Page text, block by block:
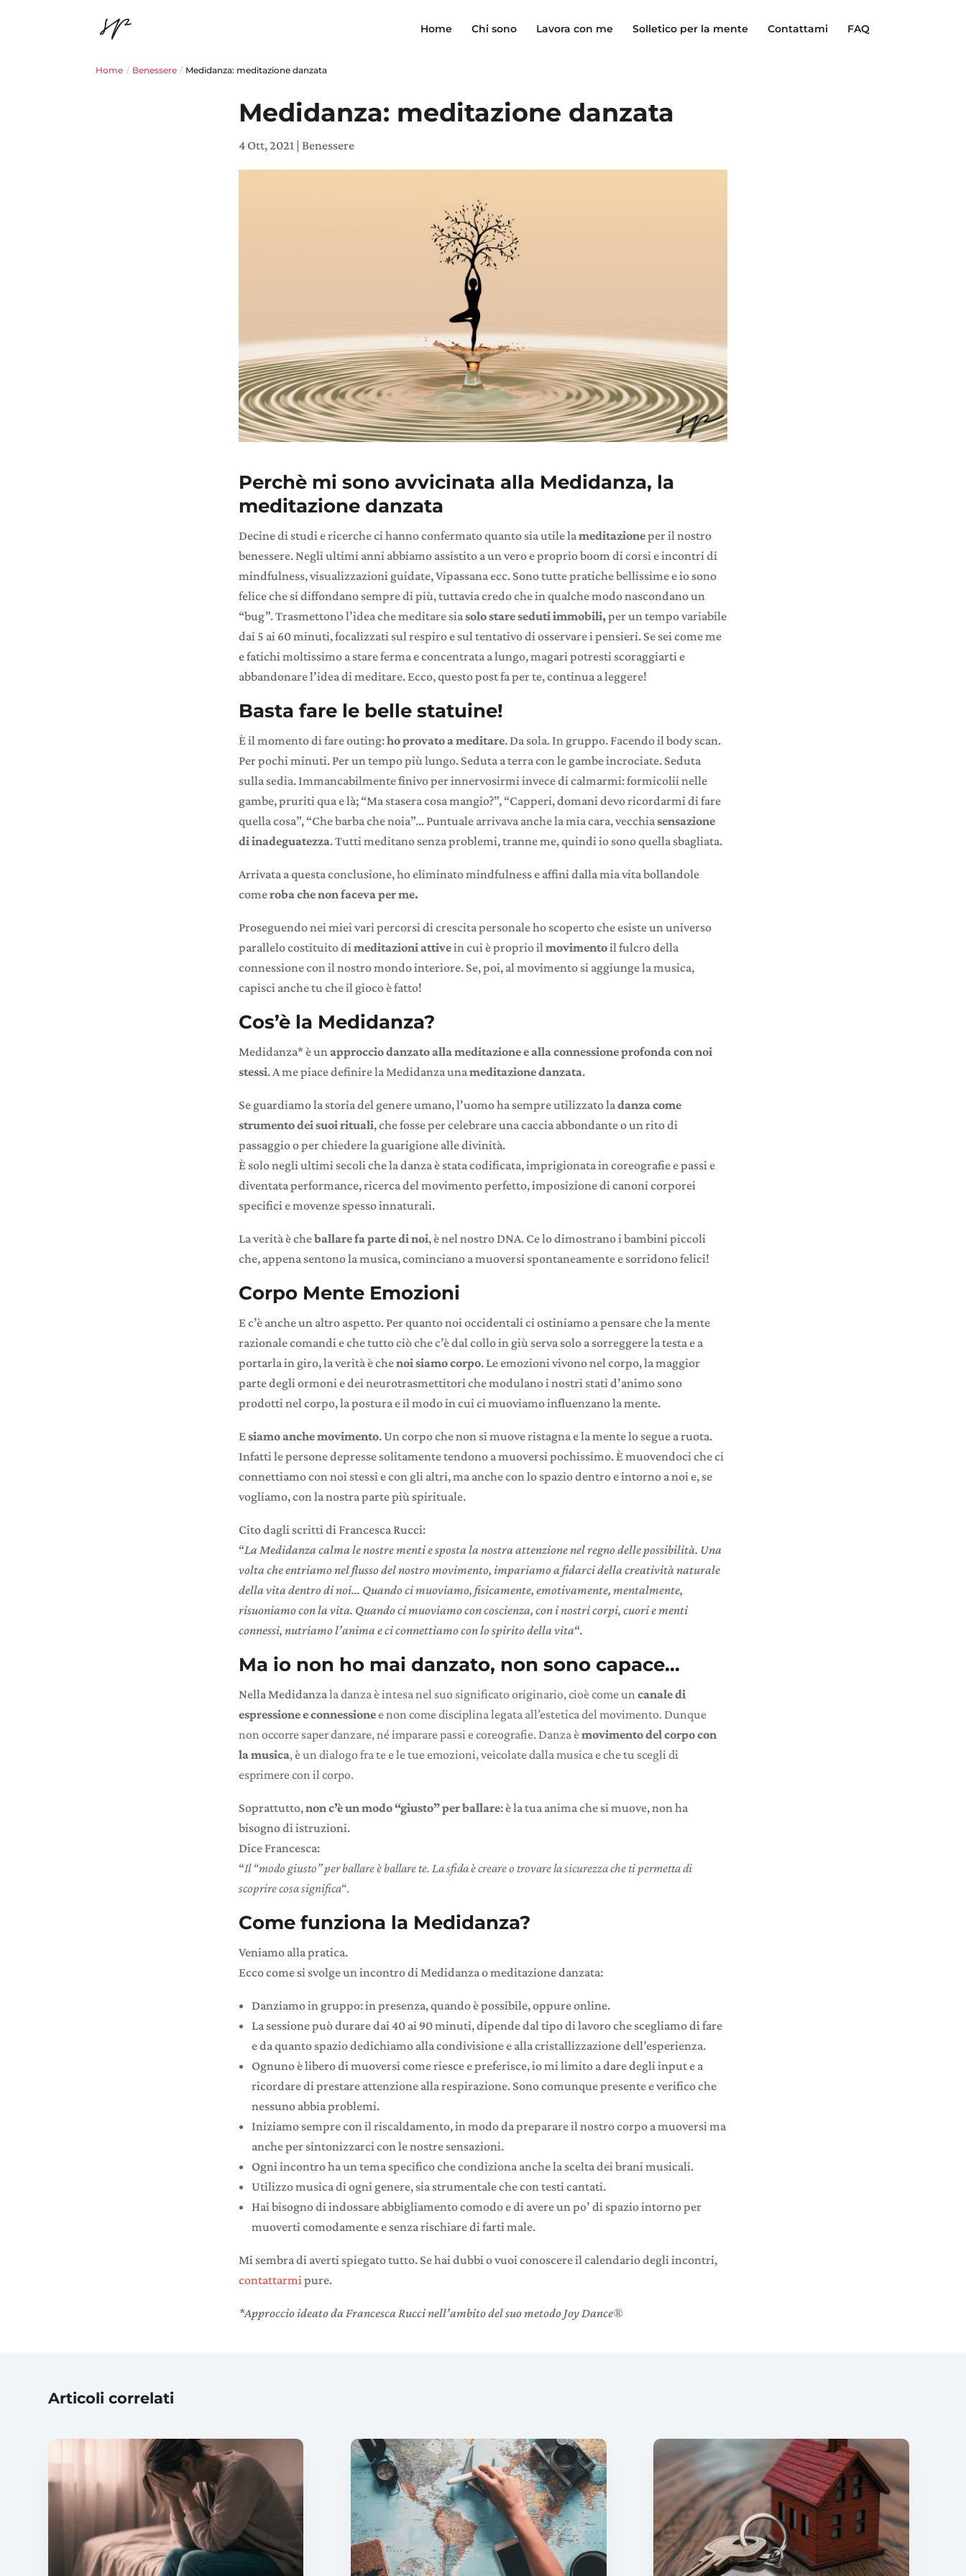
Home Chi sono Lavora con me Solletico per la mente Contattami FAQ
Home / Benessere / Medidanza: meditazione danzata
Medidanza: meditazione danzata
4 Ott, 2021 | Benessere
Perchè mi sono avvicinata alla Medidanza, la
meditazione danzata
Decine di studi e ricerche ci hanno confermato quanto sia utile lameditazioneper il nostro
benessere. Negli ultimi anni abbiamo assistito a un vero e proprio boom di corsi e incontri di
mindfulness, visualizzazioni guidate, Vipassana ecc. Sono tutte pratiche bellissime e io sono
felice che si diffondano sempre di più, tuttavia credo che in qualche modo nascondano un
“bug”. Trasmettono l’idea che meditare siasolo stare seduti immobili,per un tempo variabile
dai 5 ai 60 minuti, focalizzati sul respiro e sul tentativo di osservare i pensieri. Se sei come me
e fatichi moltissimo a stare ferma e concentrata a lungo, magari potresti scoraggiarti e
abbandonare l’idea di meditare. Ecco, questo post fa per te, continua a leggere!
Basta fare le belle statuine!
È il momento di fare outing:ho provato a meditare. Da sola. In gruppo. Facendo il body scan.
Per pochi minuti. Per un tempo più lungo. Seduta a terra con le gambe incrociate. Seduta
sulla sedia. Immancabilmente finivo per innervosirmi invece di calmarmi: formicolii nelle
gambe, pruriti qua e là; “Ma stasera cosa mangio?”, “Capperi, domani devo ricordarmi di fare
quella cosa”, “Che barba che noia”… Puntuale arrivava anche la mia cara, vecchiasensazione
di inadeguatezza. Tutti meditano senza problemi, tranne me, quindi io sono quella sbagliata.
Arrivata a questa conclusione, ho eliminato mindfulness e affini dalla mia vita bollandole
comeroba che non faceva per me.
Proseguendo nei miei vari percorsi di crescita personale ho scoperto che esiste un universo
parallelo costituito dimeditazioni attivein cui è proprio ilmovimentoil fulcro della
connessione con il nostro mondo interiore. Se, poi, al movimento si aggiunge la musica,
capisci anche tu che il gioco è fatto!
Cos’è la Medidanza?
Medidanza* è unapproccio danzato alla meditazione e alla connessione profonda con noi
stessi. A me piace definire la Medidanza unameditazione danzata.
Se guardiamo la storia del genere umano, l’uomo ha sempre utilizzato ladanza come
strumento dei suoi rituali, che fosse per celebrare una caccia abbondante o un rito di
passaggio o per chiedere la guarigione alle divinità.
È solo negli ultimi secoli che la danza è stata codificata, imprigionata in coreografie e passi e
diventata performance, ricerca del movimento perfetto, imposizione di canoni corporei
specifici e movenze spesso innaturali.
La verità è cheballare fa parte di noi, è nel nostro DNA. Ce lo dimostrano i bambini piccoli
che, appena sentono la musica, cominciano a muoversi spontaneamente e sorridono felici!
Corpo Mente Emozioni
E c’è anche un altro aspetto. Per quanto noi occidentali ci ostiniamo a pensare che la mente
razionale comandi e che tutto ciò che c’è dal collo in giù serva solo a sorreggere la testa e a
portarla in giro, la verità è chenoi siamo corpo. Le emozioni vivono nel corpo, la maggior
parte degli ormoni e dei neurotrasmettitori che modulano i nostri stati d’animo sono
prodotti nel corpo, la postura e il modo in cui ci muoviamo influenzano la mente.
Esiamo anche movimento. Un corpo che non si muove ristagna e la mente lo segue a ruota.
Infatti le persone depresse solitamente tendono a muoversi pochissimo. È muovendoci che ci
connettiamo con noi stessi e con gli altri, ma anche con lo spazio dentro e intorno a noi e, se
vogliamo, con la nostra parte più spirituale.
Cito dagli scritti di Francesca Rucci:
“La Medidanza calma le nostre menti e sposta la nostra attenzione nel regno delle possibilità. Una
volta che entriamo nel flusso del nostro movimento, impariamo a fidarci della creatività naturale
della vita dentro di noi… Quando ci muoviamo, fisicamente, emotivamente, mentalmente,
risuoniamo con la vita. Quando ci muoviamo con coscienza, con i nostri corpi, cuori e menti
connessi, nutriamo l’anima e ci connettiamo con lo spirito della vita“.
Ma io non ho mai danzato, non sono capace…
Nella Medidanzala danza è intesa nel suo significato originario, cioè come uncanale di
espressione e connessionee non come disciplina legata all’estetica del movimento. Dunque
non occorre saper danzare, né imparare passi e coreografie. Danza èmovimento del corpo con
la musica, è un dialogo fra te e le tue emozioni, veicolate dalla musica e che tu scegli di
esprimere con il corpo.
Soprattutto,non c’è un modo “giusto” per ballare: è la tua anima che si muove, non ha
bisogno di istruzioni.
Dice Francesca:
“Il “modo giusto” per ballare è ballare te. La sfida è creare o trovare la sicurezza che ti permetta di
scoprire cosa significa“.
Come funziona la Medidanza?
Veniamo alla pratica.
Ecco come si svolge un incontro di Medidanza o meditazione danzata:
Danziamo in gruppo: in presenza, quando è possibile, oppure online.
La sessione può durare dai 40 ai 90 minuti, dipende dal tipo di lavoro che scegliamo di fare
e da quanto spazio dedichiamo alla condivisione e alla cristallizzazione dell’esperienza.
Ognuno è libero di muoversi come riesce e preferisce, io mi limito a dare degli input e a
ricordare di prestare attenzione alla respirazione. Sono comunque presente e verifico che
nessuno abbia problemi.
Iniziamo sempre con il riscaldamento, in modo da preparare il nostro corpo a muoversi ma
anche per sintonizzarci con le nostre sensazioni.
Ogni incontro ha un tema specifico che condiziona anche la scelta dei brani musicali.
Utilizzo musica di ogni genere, sia strumentale che con testi cantati.
Hai bisogno di indossare abbigliamento comodo e di avere un po’ di spazio intorno per
muoverti comodamente e senza rischiare di farti male.
Mi sembra di averti spiegato tutto. Se hai dubbi o vuoi conoscere il calendario degli incontri,
contattarmipure.
*Approccio ideato da Francesca Rucci nell’ambito del suo metodo Joy Dance®
Articoli correlati